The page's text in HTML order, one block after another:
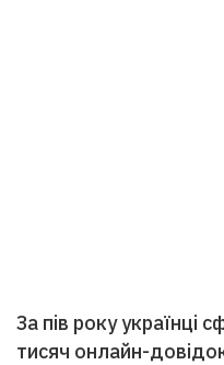
За пів року українці
тисяч онлайн-